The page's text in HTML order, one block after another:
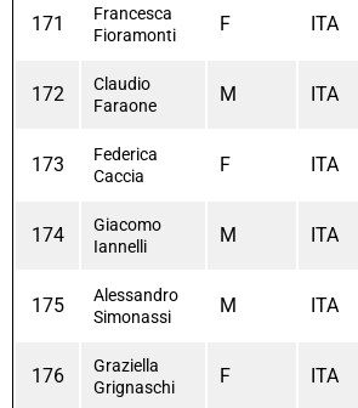
171
Francesca
Fioramonti
F ITA
172
Claudio
Faraone
M ITA
173
Federica
Caccia
F ITA
174
Giacomo
Iannelli
M ITA
175
Alessandro
Simonassi
M ITA
176
Graziella
Grignaschi
F ITA